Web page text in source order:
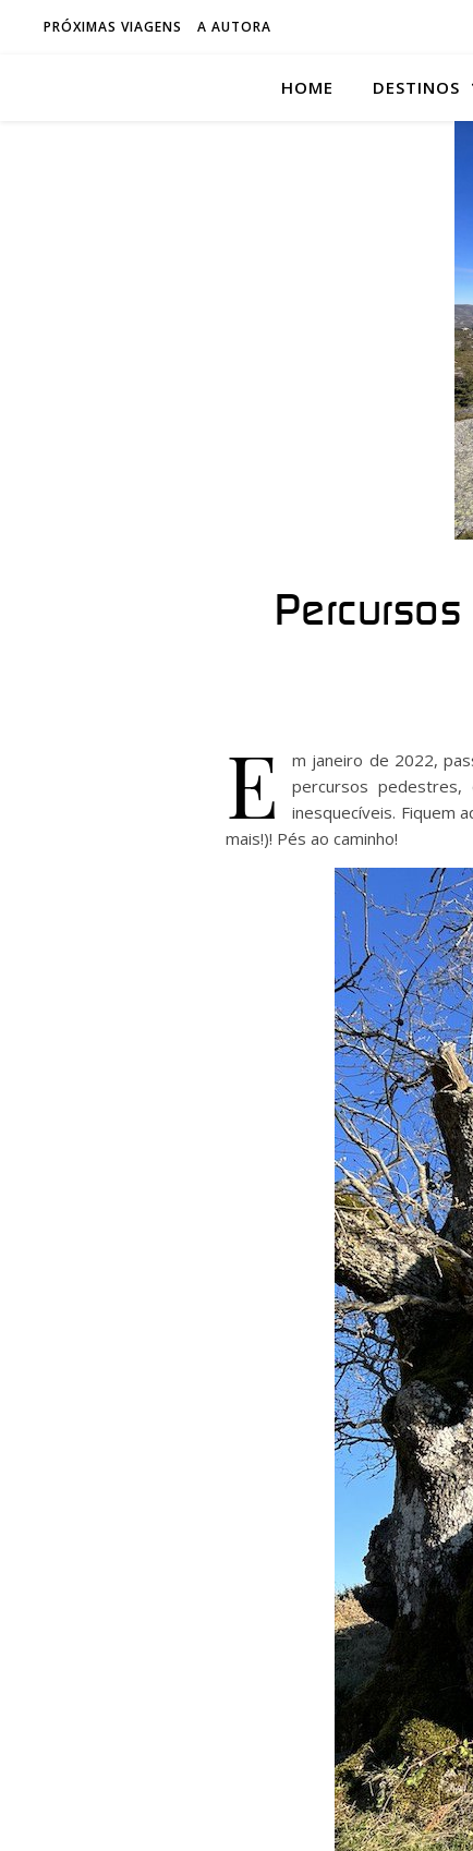
PRÓXIMAS VIAGENS A AUTORA
HOME DESTINOS
E m janeiro de 2022,
percursos
inesquecíveis. Fiquem
mais!)! Pés ao caminho!